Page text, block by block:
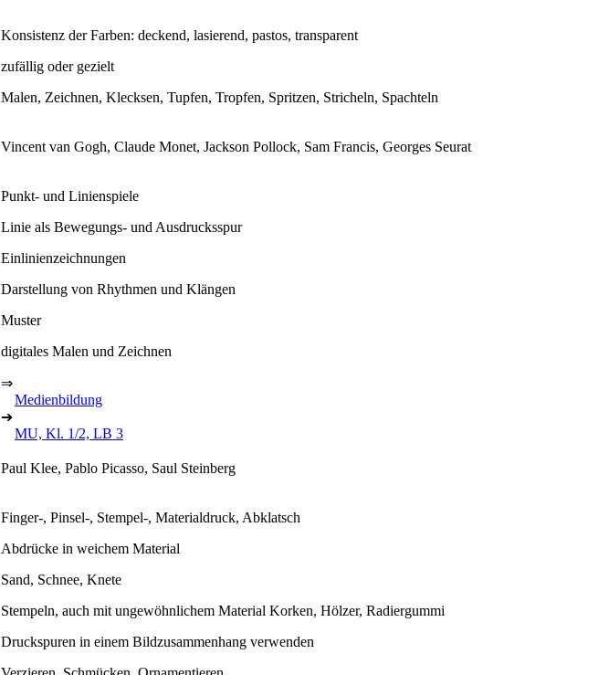
Konsistenz der Farben: deckend, lasierend, pastos, transparent
zufällig oder gezielt
Malen, Zeichnen, Klecksen, Tupfen, Tropfen, Spritzen, Stricheln, Spachteln
Vincent van Gogh, Claude Monet, Jackson Pollock, Sam Francis, Georges Seurat
Punkt- und Linienspiele
Linie als Bewegungs- und Ausdrucksspur
Einlinienzeichnungen
Darstellung von Rhythmen und Klängen
Muster
digitales Malen und Zeichnen
⇒
Medienbildung
➔
MU, Kl. 1/2, LB 3
Paul Klee, Pablo Picasso, Saul Steinberg
Finger-, Pinsel-, Stempel-, Materialdruck, Abklatsch
Abdrücke in weichem Material
Sand, Schnee, Knete
Stempeln, auch mit ungewöhnlichem Material Korken, Hölzer, Radiergummi
Druckspuren in einem Bildzusammenhang verwenden